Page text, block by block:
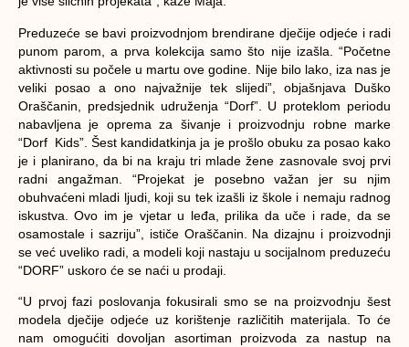
Preduzeće se bavi proizvodnjom brendirane dječije odjeće i radi
punom parom, a prva kolekcija samo što nije izašla. “Početne
aktivnosti su počele u martu ove godine. Nije bilo lako, iza nas je
veliki posao a ono najvažnije tek slijedi”, objašnjava Duško
Oraščanin, predsjednik udruženja “Dorf”. U proteklom periodu
nabavljena je oprema za šivanje i proizvodnju robne marke
“Dorf Kids”. Šest kandidatkinja ja je prošlo obuku za posao kako
je i planirano, da bi na kraju tri mlade žene zasnovale svoj prvi
radni angažman. “Projekat je posebno važan jer su njim
obuhvaćeni mladi ljudi, koji su tek izašli iz škole i nemaju radnog
iskustva. Ovo im je vjetar u leđa, prilika da uče i rade, da se
osamostale i sazriju”, ističe Oraščanin. Na dizajnu i proizvodnji
se već uveliko radi, a modeli koji nastaju u socijalnom preduzeću
“DORF” uskoro će se naći u prodaji.
“U prvoj fazi poslovanja fokusirali smo se na proizvodnju šest
modela dječije odjeće uz korištenje različitih materijala. To će
nam omogućiti dovoljan asortiman proizvoda za nastup na